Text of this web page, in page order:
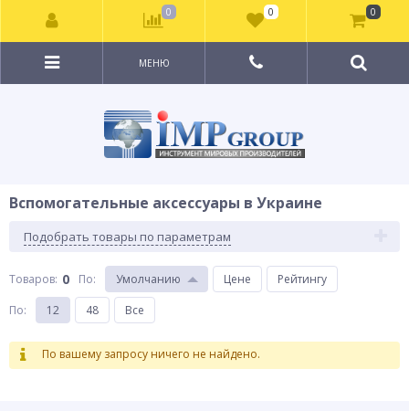
МЕНЮ
Вспомогательные аксессуары в Украине
Подобрать товары по параметрам
Товаров: 0 По: Умолчанию Цене
Рейтингу
По: 12 48 Все
По вашему запросу ничего не найдено.
0 0 0